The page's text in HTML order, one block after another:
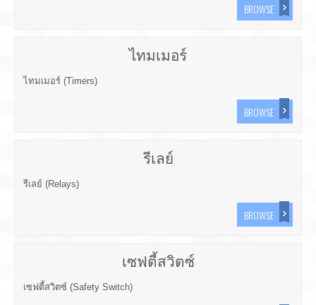
BROWSE
ไทมเมอร์
ไทมเมอร์ (Timers)
BROWSE
รีเลย์
รีเลย์ (Relays)
BROWSE
เซฟตี้สวิตซ์
เซฟตี้สวิตซ์ (Safety Switch)